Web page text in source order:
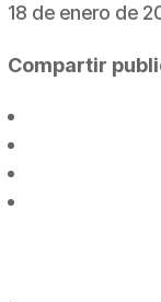
18 de enero de
Compartir